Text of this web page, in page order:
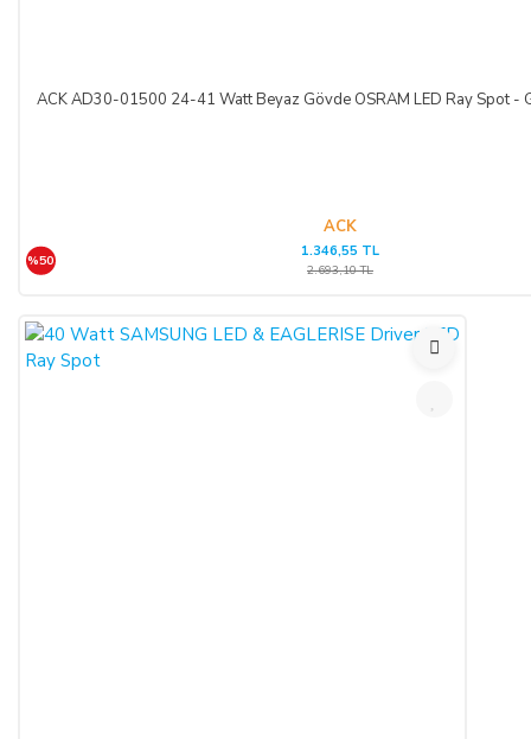
ACK AD30-01500 24-41 Watt Beyaz Gövde OSRAM LED Ray Spot -
ACK
%50
1.346,55 TL
2.693,10 TL